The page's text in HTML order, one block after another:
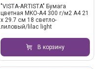
"VISTA-ARTISTA" Бумага
цветная MKO-A4 300 г/м2 A4 21
х 29.7 см 18 светло-
лиловый/lilac light
В корзину